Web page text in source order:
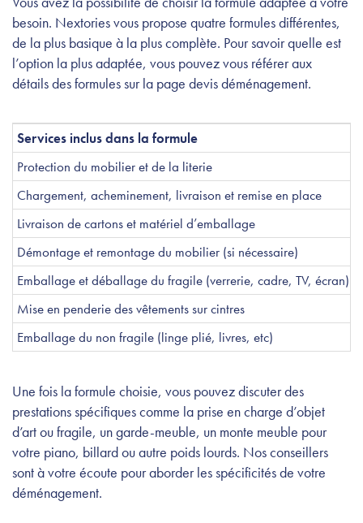
besoin. Nextories vous propose quatre formules différentes,
de la plus basique à la plus complète. Pour savoir quelle est
l’option la plus adaptée, vous pouvez vous référer aux
détails des formules sur la page devis déménagement.
Services inclus dans la formule
Protection du mobilier et de la literie
Chargement, acheminement, livraison et remise en place
Livraison de cartons et matériel d’emballage
Démontage et remontage du mobilier (si nécessaire)
Emballage et déballage du fragile (verrerie, cadre, TV, écran)
Mise en penderie des vêtements sur cintres
Emballage du non fragile (linge plié, livres, etc)
Une fois la formule choisie, vous pouvez discuter des
prestations spécifiques comme la prise en charge d’objet
d’art ou fragile, un garde-meuble, un monte meuble pour
votre piano, billard ou autre poids lourds. Nos conseillers
sont à votre écoute pour aborder les spécificités de votre
déménagement.